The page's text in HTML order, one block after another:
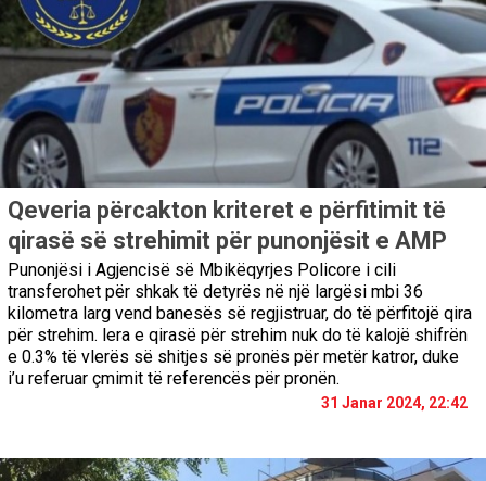
Qeveria përcakton kriteret e përfitimit të
qirasë së strehimit për punonjësit e AMP
Punonjësi i Agjencisë së Mbikëqyrjes Policore i cili
transferohet për shkak të detyrës në një largësi mbi 36
kilometra larg vend banesës së regjistruar, do të përfitojë qira
për strehim. lera e qirasë për strehim nuk do të kalojë shifrën
e 0.3% të vlerës së shitjes së pronës për metër katror, duke
i’u referuar çmimit të referencës për pronën.
31 Janar 2024, 22:42